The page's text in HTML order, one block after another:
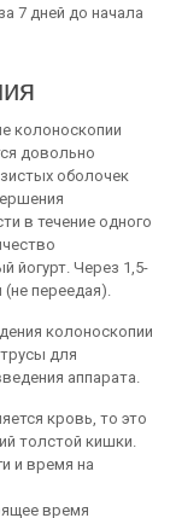
7 дней до начала
колоноскопии
довольно
оболочек
в течение одного
йогурт. Через 1,5-
переедая).
колоноскопии
для
аппарата.
кровь, то это
толстой кишки.
и время на
время